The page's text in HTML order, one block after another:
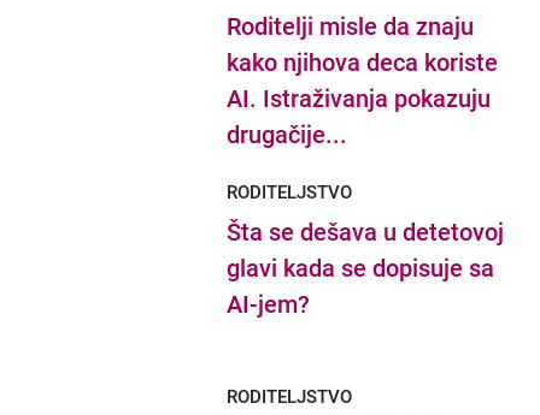
Roditelji misle da znaju
kako njihova deca koriste
AI. Istraživanja pokazuju
drugačije...
RODITELJSTVO
Šta se dešava u detetovoj
glavi kada se dopisuje sa
AI-jem?
RODITELJSTVO